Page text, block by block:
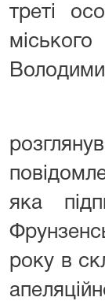
треті
яка
року в